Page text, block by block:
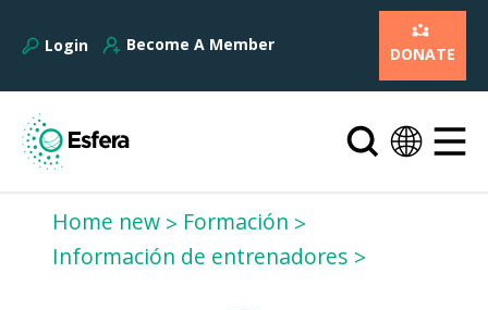
Login Become A Member DONATE
Home new
Formación
Información de entrenadores